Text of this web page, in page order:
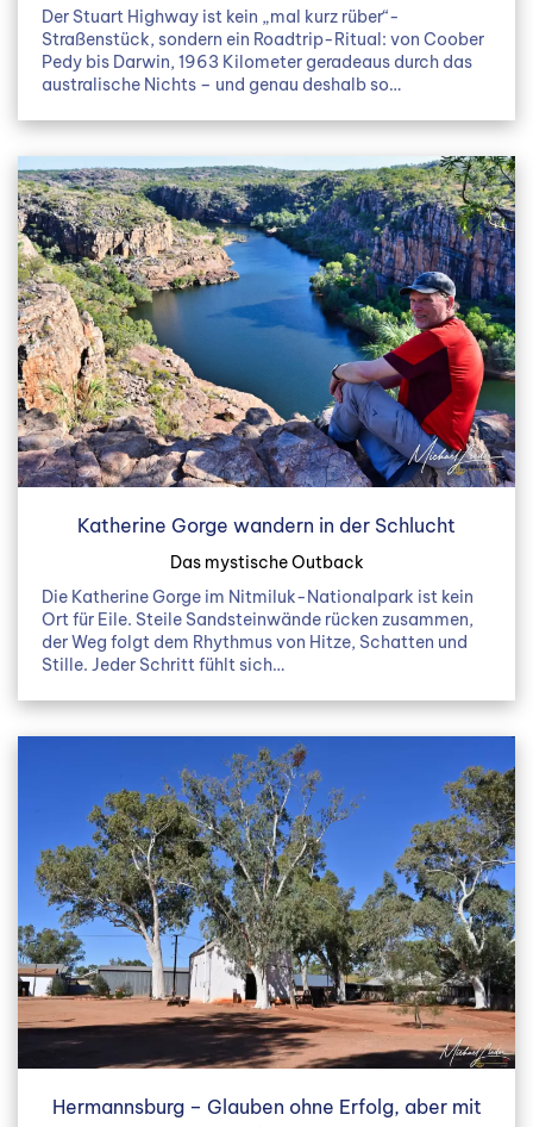
Der Stuart Highway ist kein „mal kurz rüber“-
Straßenstück, sondern ein Roadtrip-Ritual: von Coober
Pedy bis Darwin, 1963 Kilometer geradeaus durch das
australische Nichts – und genau deshalb so…
Katherine Gorge wandern in der Schlucht
Das mystische Outback
Die Katherine Gorge im Nitmiluk-Nationalpark ist kein
Ort für Eile. Steile Sandsteinwände rücken zusammen,
der Weg folgt dem Rhythmus von Hitze, Schatten und
Stille. Jeder Schritt fühlt sich…
Hermannsburg – Glauben ohne Erfolg, aber mit